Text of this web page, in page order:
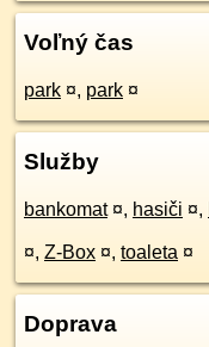
Voľný čas
park ¤, park ¤
Služby
bankomat ¤, hasiči ¤,
¤, Z-Box ¤, toaleta ¤
Doprava